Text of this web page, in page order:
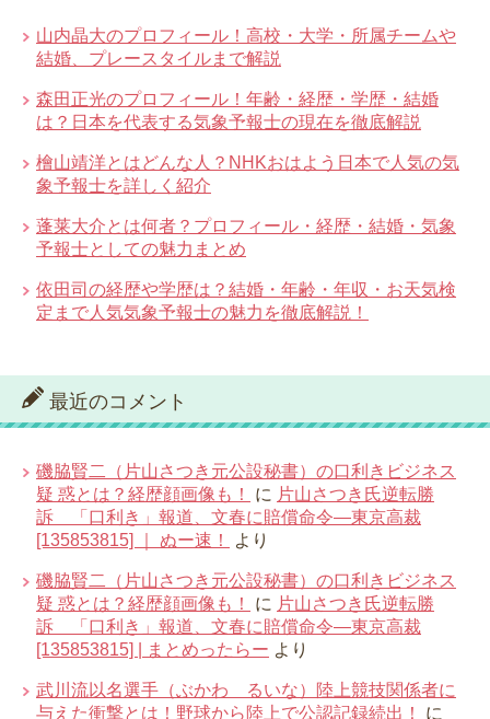
山内晶大のプロフィール！高校・大学・所属チームや
結婚、プレースタイルまで解説
森田正光のプロフィール！年齢・経歴・学歴・結婚
は？日本を代表する気象予報士の現在を徹底解説
檜山靖洋とはどんな人？NHKおはよう日本で人気の気
象予報士を詳しく紹介
蓬莱大介とは何者？プロフィール・経歴・結婚・気象
予報士としての魅力まとめ
依田司の経歴や学歴は？結婚・年齢・年収・お天気検
定まで人気気象予報士の魅力を徹底解説！
最近のコメント
磯脇賢二（片山さつき元公設秘書）の口利きビジネス
疑 惑とは？経歴顔画像も！
に 片山さつき氏逆転勝
訴 「口利き」報道、文春に賠償命令―東京高裁
[135853815] ｜ ぬー速！
より
磯脇賢二（片山さつき元公設秘書）の口利きビジネス
疑 惑とは？経歴顔画像も！
に 片山さつき氏逆転勝
訴 「口利き」報道、文春に賠償命令―東京高裁
[135853815] | まとめったらー より
武川流以名選手（ぶかわ るいな）陸上競技関係者に
与えた衝撃とは！野球から陸上で公認記録続出！
に